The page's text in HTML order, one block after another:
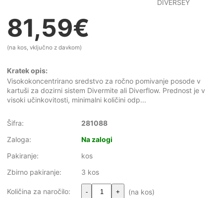
DIVERSEY
81,59€
(na kos, vključno z davkom)
Kratek opis:
Visokokoncentrirano sredstvo za ročno pomivanje posode v
kartuši za dozirni sistem Divermite ali Diverflow. Prednost je v
visoki učinkovitosti, minimalni količini odp...
Šifra:
281088
Zaloga:
Na zalogi
Pakiranje:
kos
Zbirno pakiranje:
3 kos
Količina za naročilo: - + (na kos)